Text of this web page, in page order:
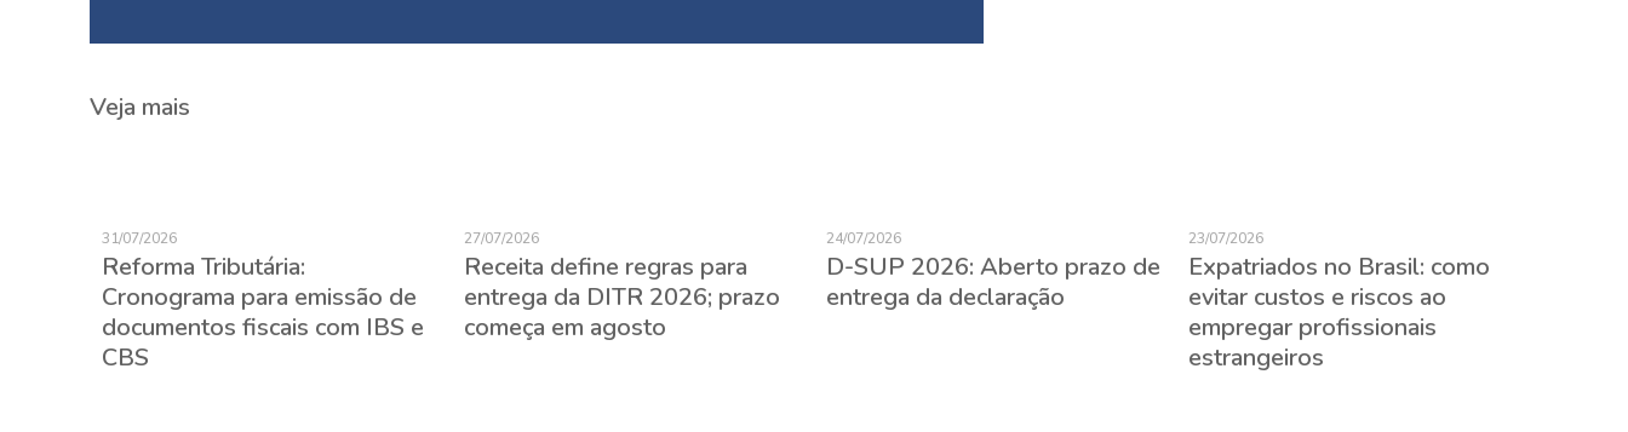
Veja mais
31/07/2026
Reforma Tributária:
Cronograma para emissão de
documentos fiscais com IBS e
CBS
27/07/2026
Receita define regras para
entrega da DITR 2026; prazo
começa em agosto
24/07/2026
D-SUP 2026: Aberto prazo de
entrega da declaração
23/07/2026
Expatriados no Brasil: como
evitar custos e riscos ao
empregar profissionais
estrangeiros